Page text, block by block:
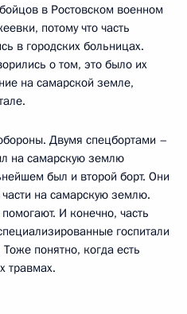
в Ростовском военном
потому что часть
в городских больницах.
о том, это было их
на самарской земле,
Двумя спецбортами –
на самарскую землю
был и второй борт. Они
на самарскую землю.
И конечно, часть
госпитали
понятно, когда есть
травмах.